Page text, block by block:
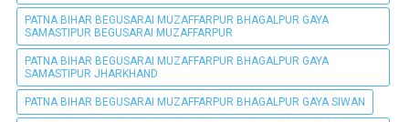
PATNA BIHAR BEGUSARAI MUZAFFARPUR BHAGALPUR GAYA
SAMASTIPUR BEGUSARAI MUZAFFARPUR
PATNA BIHAR BEGUSARAI MUZAFFARPUR BHAGALPUR GAYA
SAMASTIPUR JHARKHAND
PATNA BIHAR BEGUSARAI MUZAFFARPUR BHAGALPUR GAYA SIWAN